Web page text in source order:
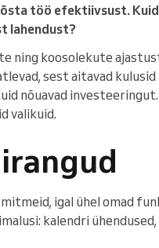
töö efektiivsust.
lahendust?
ning koosolekute
sest aitavad kulusid
nõuavad
valikuid.
igal ühel omad
kalendri